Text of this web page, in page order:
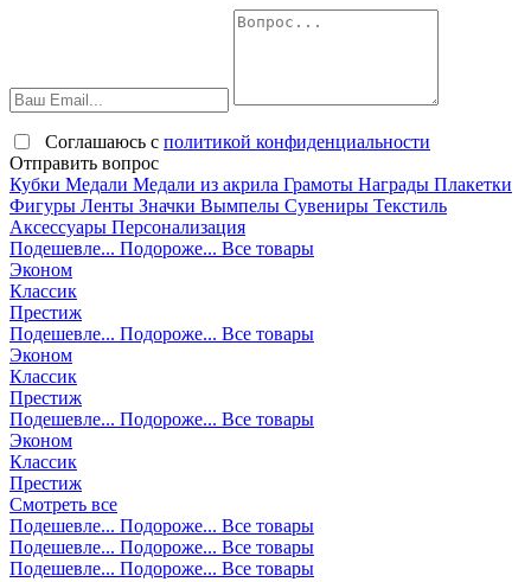
Соглашаюсь с политикой конфиденциальности
Отправить вопрос
Кубки Медали Медали из акрила Грамоты Награды Плакетки
Фигуры Ленты Значки Вымпелы Сувениры Текстиль
Аксессуары Персонализация
Подешевле... Подороже... Все товары
Эконом
Классик
Престиж
Подешевле... Подороже... Все товары
Эконом
Классик
Престиж
Подешевле... Подороже... Все товары
Эконом
Классик
Престиж
Смотреть все
Подешевле... Подороже... Все товары
Подешевле... Подороже... Все товары
Подешевле... Подороже... Все товары